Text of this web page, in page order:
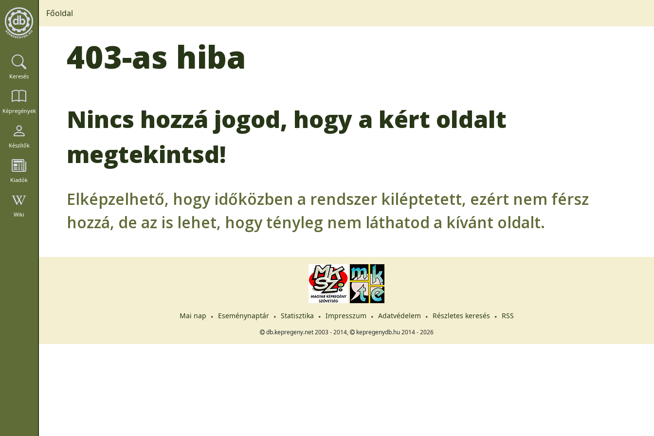
Keresés
Képregények
Készítők
Kiadók
Wiki
Főoldal
403-as hiba
Nincs hozzá jogod, hogy a kért oldalt
megtekintsd!
Elképzelhető, hogy időközben a rendszer kiléptetett, ezért nem férsz
hozzá, de az is lehet, hogy tényleg nem láthatod a kívánt oldalt.
Mai nap Eseménynaptár Statisztika Impresszum Adatvédelem Részletes keresés RSS
db.kepregeny.net 2003 - 2014, kepregenydb.hu 2014 - 2026